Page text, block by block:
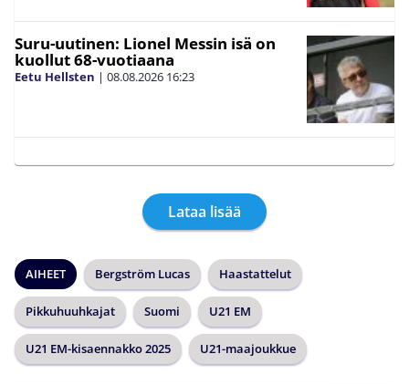
Suru-uutinen: Lionel Messin isä on
kuollut 68-vuotiaana
Eetu Hellsten | 08.08.2026 16:23
Lataa lisää
AIHEET Bergström Lucas Haastattelut
Pikkuhuuhkajat Suomi U21 EM
U21 EM-kisaennakko 2025 U21-maajoukkue